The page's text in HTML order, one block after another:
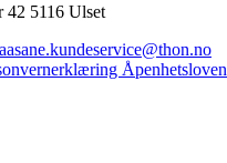
42 5116 Ulset
aasane.kundeservice@thon.no
Åpenhetsloven